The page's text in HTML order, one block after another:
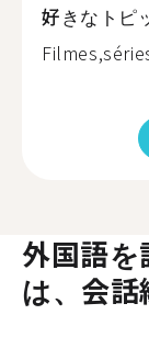
好きなトピ
外国語
は、会話